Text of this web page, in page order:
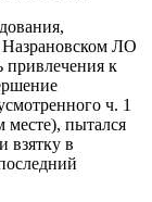
Назрановском ЛО
привлечения к
ч. 1
пытался
взятку в